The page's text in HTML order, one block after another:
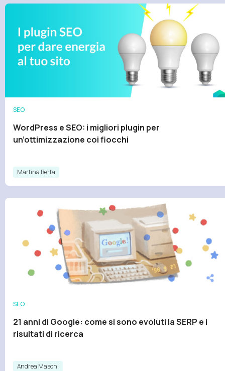
SEO
WordPress e SEO: i migliori plugin per
un’ottimizzazione coi fiocchi
Martina Berta
SEO
21 anni di Google: come si sono evoluti la SERP e i
risultati di ricerca
Andrea Masoni